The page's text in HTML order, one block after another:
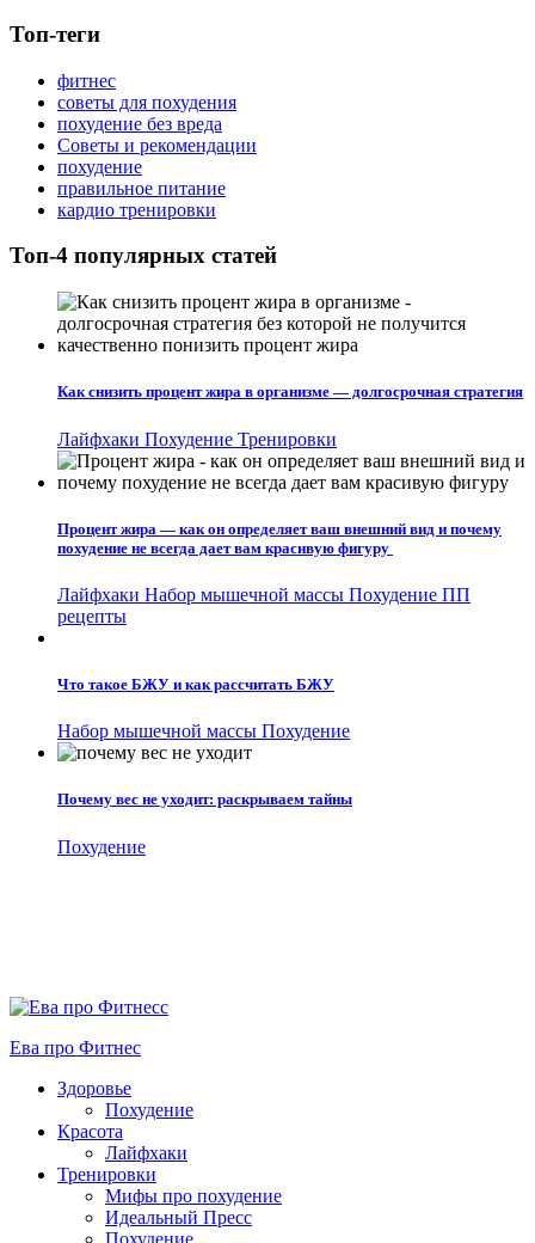
Топ-теги
фитнес
советы для похудения
похудение без вреда
Советы и рекомендации
похудение
правильное питание
кардио тренировки
Топ-4 популярных статей
Как снизить процент жира в организме — долгосрочная стратегия
Лайфхаки Похудение Тренировки
Процент жира — как он определяет ваш внешний вид и почему
похудение не всегда дает вам красивую фигуру
Лайфхаки Набор мышечной массы Похудение ПП
рецепты
Что такое БЖУ и как рассчитать БЖУ
Набор мышечной массы Похудение
Почему вес не уходит: раскрываем тайны
Похудение
Ева про Фитнес
Здоровье
Похудение
Красота
Лайфхаки
Тренировки
Мифы про похудение
Идеальный Пресс
Похудение